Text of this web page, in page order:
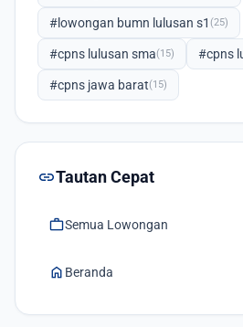
#lowongan bumn lulusan s1 (25)
#cpns lulusan sma(15) #cpns
#cpns jawa barat(15)
linkTautan Cepat
workSemua Lowongan
home Beranda